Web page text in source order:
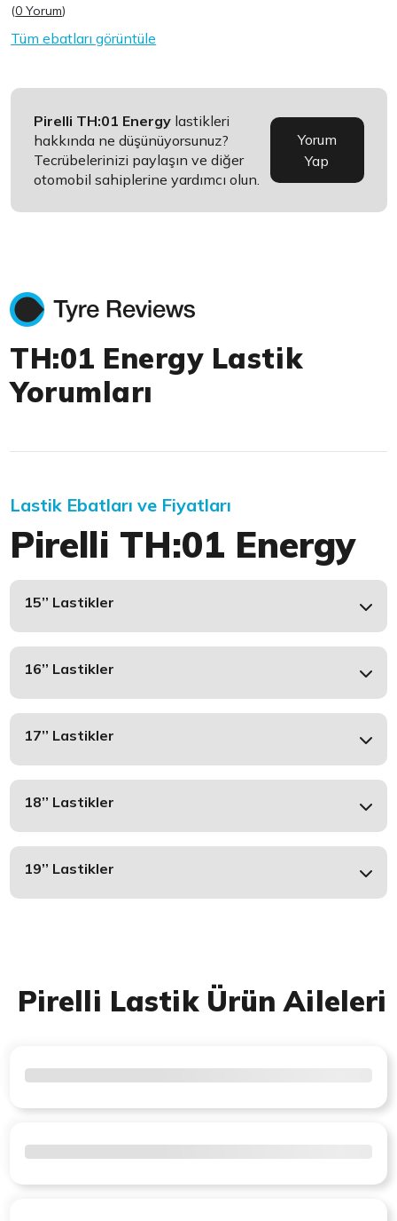
(0 Yorum)
Tüm ebatları görüntüle
Pirelli TH:01 Energy lastikleri
hakkında ne düşünüyorsunuz?
Tecrübelerinizi paylaşın ve diğer
otomobil sahiplerine yardımcı olun.
Yorum
Yap
TH:01 Energy Lastik
Yorumları
Lastik Ebatları ve Fiyatları
Pirelli TH:01 Energy
15’’ Lastikler
16’’ Lastikler
17’’ Lastikler
18’’ Lastikler
19’’ Lastikler
Pirelli Lastik Ürün Aileleri